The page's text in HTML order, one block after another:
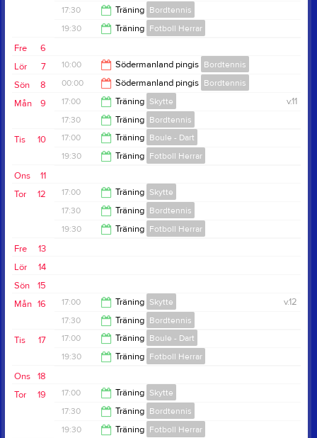
19:00
17:30 Träning Bordtennis
19:30 Träning Fotboll Herrar
21:00
6
Fre
7
Lör 10:00 Södermanland pingis Bordtennis
00:00
8
Sön 00:00 Södermanland pingis Bordtennis
15:00
9
Mån v.11
17:00 Träning Skytte
19:00
17:30 Träning Bordtennis
19:00
10
Tis 17:00 Träning Boule - Dart
19:30 Träning Fotboll Herrar
21:00
11
Ons
12
Tor 17:00 Träning Skytte
19:00
17:30 Träning Bordtennis
19:30 Träning Fotboll Herrar
13
Fre
14
Lör
15
Sön
16
Mån v.12
17:00 Träning Skytte
19:00
17:30 Träning Bordtennis
19:00
17
Tis 17:00 Träning Boule - Dart
19:30 Träning Fotboll Herrar
21:00
18
Ons
19
Tor 17:00 Träning Skytte
19:00
17:30 Träning Bordtennis
19:30 Träning Fotboll Herrar